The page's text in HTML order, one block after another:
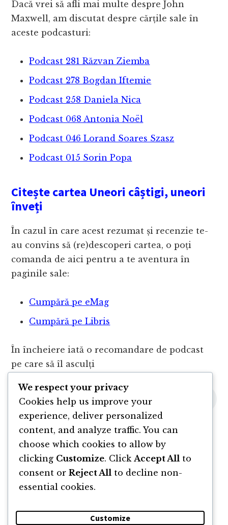
Dacă vrei să afli mai multe despre John
Maxwell, am discutat despre cărțile sale în
aceste podcasturi:
Podcast 281 Răzvan Ziemba
Podcast 278 Bogdan Iftemie
Podcast 258 Daniela Nica
Podcast 068 Antonia Noël
Podcast 046 Lorand Soares Szasz
Podcast 015 Sorin Popa
Citește cartea Uneori câștigi, uneori
înveți
În cazul în care acest rezumat și recenzie te-
au convins să (re)descoperi cartea, o poți
comanda de aici pentru a te aventura în
paginile sale:
Cumpără pe eMag
Cumpără pe Libris
În încheiere iată o recomandare de podcast
pe care să îl asculți
We respect your privacy
Cookies help us improve your
experience, deliver personalized
content, and analyze traffic. You can
choose which cookies to allow by
clicking Customize. Click Accept All to
consent or Reject All to decline non-
essential cookies.
Customize